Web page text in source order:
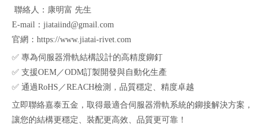
‍ 聯絡人：康明富 先生
E-mail： jiataiind@gmail.com
官網： https://www.jiatai-rivet.com
✅ 專為伺服器滑軌結構設計的高精度鉚釘
✅ 支援OEM／ODM訂製開發與自動化生產
✅ 通過RoHS／REACH檢測，品質穩定、精度卓越
立即聯絡嘉泰五金，取得最適合伺服器滑軌系統的鉚接解決方案，
讓您的結構更穩定、裝配更高效、品質更可靠！